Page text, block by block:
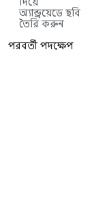
অ্যান্ড্রয়েডে ছবি
তৈরি করুন
পরবর্তী পদক্ষেপ